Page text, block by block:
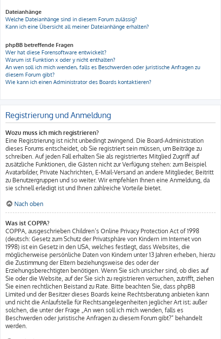
Dateianhänge
Welche Dateianhänge sind in diesem Forum zulässig?
Kann ich eine Übersicht all meiner Dateianhänge erhalten?
phpBB betreffende Fragen
Wer hat diese Forensoftware entwickelt?
Warum ist Funktion x oder y nicht enthalten?
An wen soll ich mich wenden, falls es Beschwerden oder juristische Anfragen zu
diesem Forum gibt?
Wie kann ich einen Administrator des Boards kontaktieren?
Registrierung und Anmeldung
Wozu muss ich mich registrieren?
Eine Registrierung ist nicht unbedingt zwingend. Die Board-Administration
dieses Forums entscheidet, ob Sie registriert sein müssen, um Beiträge zu
schreiben. Auf jeden Fall erhalten Sie als registriertes Mitglied Zugriff auf
zusätzliche Funktionen, die Gästen nicht zur Verfügung stehen: zum Beispiel
Avatarbilder, Private Nachrichten, E-Mail-Versand an andere Mitglieder, Beitritt
zu Benutzergruppen und so weiter. Wir empfehlen Ihnen eine Anmeldung, da
sie schnell erledigt ist und Ihnen zahlreiche Vorteile bietet.
Nach oben
Was ist COPPA?
COPPA, ausgeschrieben Children’s Online Privacy Protection Act of 1998
(deutsch: Gesetz zum Schutz der Privatsphäre von Kindern im Internet von
1998) ist ein Gesetz in den USA, welches festlegt, dass Websites, die
möglicherweise persönliche Daten von Kindern unter 13 Jahren erheben, hierzu
die Zustimmung der Eltern beziehungsweise des oder der
Erziehungsberechtigten benötigen. Wenn Sie sich unsicher sind, ob dies auf
Sie oder die Website, auf der Sie sich zu registrieren versuchen, zutrifft, ziehen
Sie einen rechtlichen Beistand zu Rate. Bitte beachten Sie, dass phpBB
Limited und der Besitzer dieses Boards keine Rechtsberatung anbieten kann
und nicht die Anlaufstelle für Rechtsangelegenheiten jeglicher Art ist; außer
solchen, die unter der Frage „An wen soll ich mich wenden, falls es
Beschwerden oder juristische Anfragen zu diesem Forum gibt?“ behandelt
werden.